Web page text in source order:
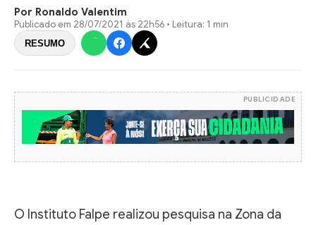
Por Ronaldo Valentim
Publicado em 28/07/2021 às 22h56 • Leitura: 1 min
RESUMO
PUBLICIDADE
O Instituto Falpe realizou pesquisa na Zona da